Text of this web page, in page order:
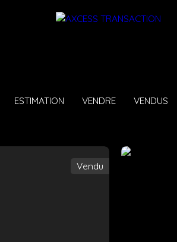
ESTIMATION VENDRE VENDUS
Vendu